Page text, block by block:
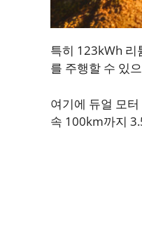
특히 123kWh 리
를 주행할 수 있
여기에 듀얼 모
속 100km까지